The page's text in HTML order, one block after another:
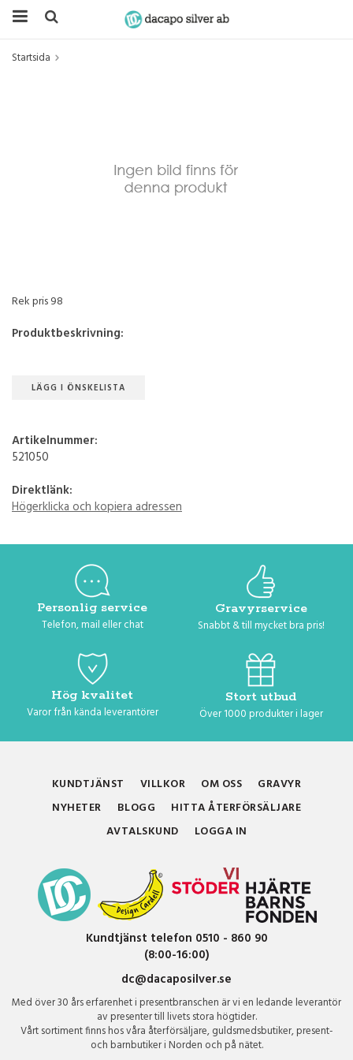
Startsida
Rek pris 98
Produktbeskrivning:
LÄGG I ÖNSKELISTA
Artikelnummer:
521050
Direktlänk:
Högerklicka och kopiera adressen
Personlig service
Telefon, mail eller chat
Gravyrservice
Snabbt & till mycket bra pris!
Hög kvalitet
Varor från kända leverantörer
Stort utbud
Över 1000 produkter i lager
KUNDTJÄNST VILLKOR OM OSS
GRAVYR
NYHETER
BLOGG
HITTA ÅTERFÖRSÄLJARE
AVTALSKUND
LOGGA IN
Kundtjänst telefon 0510 - 860 90
(8:00-16:00)
dc@dacaposilver.se
Med över 30 års erfarenhet i presentbranschen är vi en ledande leverantör
av presenter till livets stora högtider.
Vårt sortiment finns hos våra återförsäljare, guldsmedsbutiker, present-
och barnbutiker i Norden och på nätet.